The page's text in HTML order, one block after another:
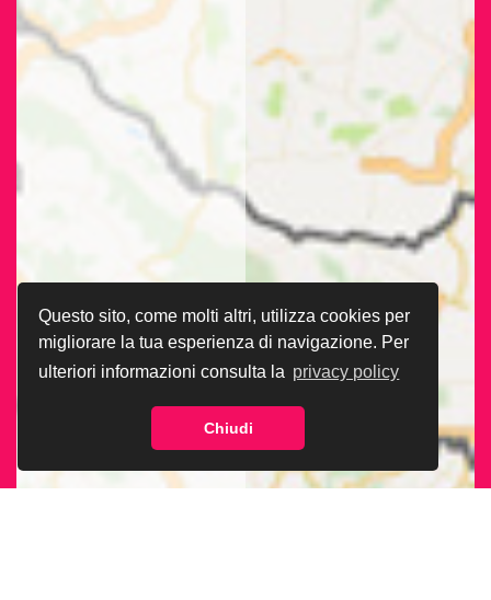
Questo sito, come molti altri, utilizza cookies per
migliorare la tua esperienza di navigazione. Per
ulteriori informazioni consulta la privacy policy
Chiudi